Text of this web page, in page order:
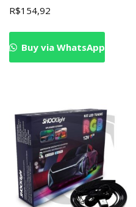
R$154,92
Buy via WhatsApp